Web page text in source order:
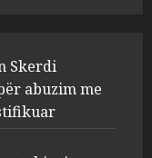
nis
për Koço
Skerdi
abuzim me